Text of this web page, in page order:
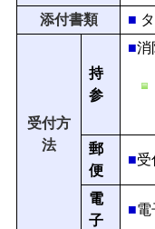
添付書類
■
受付方
法
持
参
■消
郵
便
■受
電
子
■電